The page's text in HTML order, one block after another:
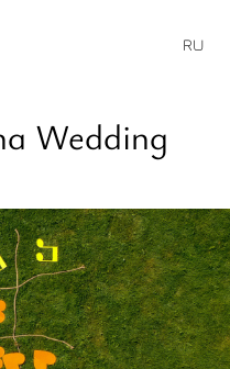
RU
Wedding